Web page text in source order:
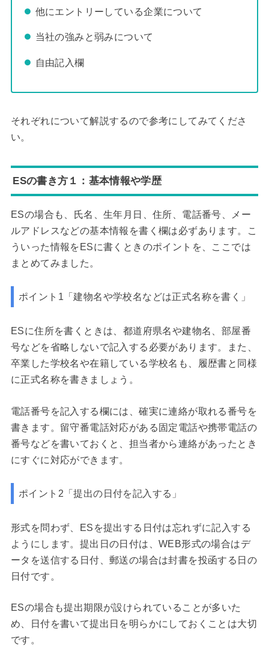
他にエントリーしている企業について
当社の強みと弱みについて
自由記入欄
それぞれについて解説するので参考にしてみてくださ
い。
ESの書き方１：基本情報や学歴
ESの場合も、氏名、生年月日、住所、電話番号、メー
ルアドレスなどの基本情報を書く欄は必ずあります。こ
ういった情報をESに書くときのポイントを、ここでは
まとめてみました。
ポイント1「建物名や学校名などは正式名称を書く」
ESに住所を書くときは、都道府県名や建物名、部屋番
号などを省略しないで記入する必要があります。また、
卒業した学校名や在籍している学校名も、履歴書と同様
に正式名称を書きましょう。
電話番号を記入する欄には、確実に連絡が取れる番号を
書きます。留守番電話対応がある固定電話や携帯電話の
番号などを書いておくと、担当者から連絡があったとき
にすぐに対応ができます。
ポイント2「提出の日付を記入する」
形式を問わず、ESを提出する日付は忘れずに記入する
ようにします。提出日の日付は、WEB形式の場合はデ
ータを送信する日付、郵送の場合は封書を投函する日の
日付です。
ESの場合も提出期限が設けられていることが多いた
め、日付を書いて提出日を明らかにしておくことは大切
です。